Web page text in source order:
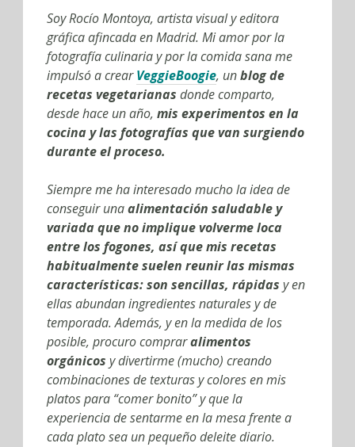
Soy Rocío Montoya, artista visual y editora
gráfica afincada en Madrid. Mi amor por la
fotografía culinaria y por la comida sana me
impulsó a crearVeggieBoogie, unblog de
recetas vegetarianas donde comparto,
desde hace un año, mis experimentos en la
cocina y las fotografías que van surgiendo
durante el proceso.
Siempre me ha interesado mucho la idea de
conseguir unaalimentación saludable y
variada que no implique volverme loca
entre los fogones, así que mis recetas
habitualmente suelen reunir las mismas
características: son sencillas, rápidas y en
ellas abundan ingredientes naturales y de
temporada. Además, y en la medida de los
posible, procuro compraralimentos
orgánicos y divertirme (mucho) creando
combinaciones de texturas y colores en mis
platos para “comer bonito” y que la
experiencia de sentarme en la mesa frente a
cada plato sea un pequeño deleite diario.